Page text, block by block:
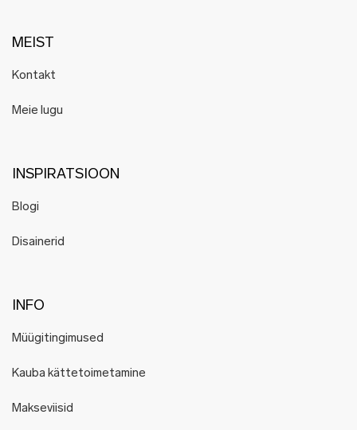
MEIST
Kontakt
Meie lugu
INSPIRATSIOON
Blogi
Disainerid
INFO
Müügitingimused
Kauba kättetoimetamine
Makseviisid